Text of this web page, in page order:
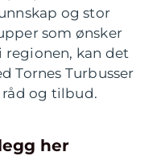
og stor
som ønsker
regionen, kan det
Tornes Turbusser
råd og tilbud.
her